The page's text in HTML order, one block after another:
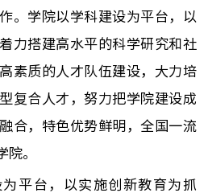
。学院以学科建设为平台，以
力搭建高水平的科学研究和社
素质的人才队伍建设，大力培
复合 人才，努力把学院建设成
合，特色优势鲜明，全国一流
院。
平台，以实施创新教育为抓